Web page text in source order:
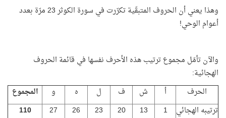
وهذا يعني أن الحروف المتبقّية تكرّرت في سورة الكوثر 23 مرّة بعدد
أعوام الوحي!
والآن تأمّل مجموع ترتيب هذه الأحرف نفسها في قائمة الحروف
الهجائية:
الحرف
أ ش ف ل ه و
المجموع
ترتيبه الهجائي
1
13
20
23
26
27
110